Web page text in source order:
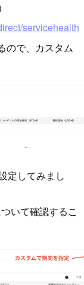
servicehealth
ので、カスタム
定してみまし
いて確認するこ